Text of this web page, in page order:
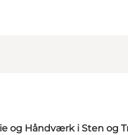
og Håndværk i Sten og